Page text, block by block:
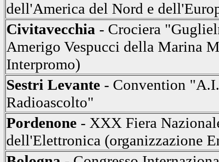
dell'America del Nord e
Civitavecchia - Crociera
Amerigo Vespucci della Marina
Interpromo)
Sestri Levante - Convention
Radioascolto"
Pordenone - XXX Fiera
dell'Elettronica (organizzazione